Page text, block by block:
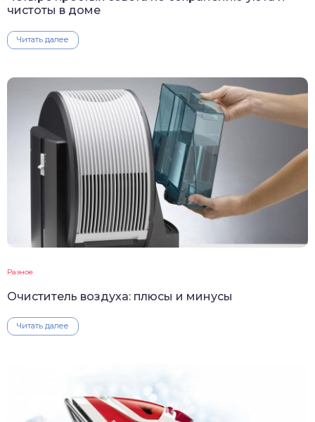
чистоты в доме
Читать далее
Разное
Очиститель воздуха: плюсы и минусы
Читать далее